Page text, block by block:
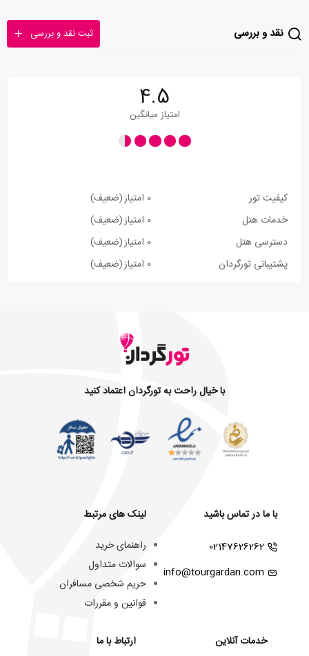
نقد و بررسی ثبت نقد و بررسی
4.5
امتیاز میانگین
کیفیت تور 0 امتیاز
(ضعیف)
خدمات هتل
0 امتیاز
(ضعیف)
دسترسی هتل
0 امتیاز
(ضعیف)
پشتیبانی تورگردان
0 امتیاز (ضعیف)
با خیال راحت به تورگردان اعتماد کنید
با ما در تماس باشید
02147626262
info@tourgardan.com
خدمات آنلاین
لینک های مرتبط
راهنمای خرید
سوالات متداول
حریم شخصی مسافران
قوانین و مقررات
ارتباط با ما